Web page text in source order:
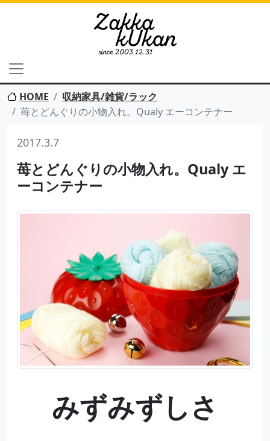
HOME
収納家具/雑貨/ラック
苺とどんぐりの小物入れ。Qualy エーコンテナー
2017.3.7
苺とどんぐりの小物入れ。Qualy エ
ーコンテナー
みずみずしさ